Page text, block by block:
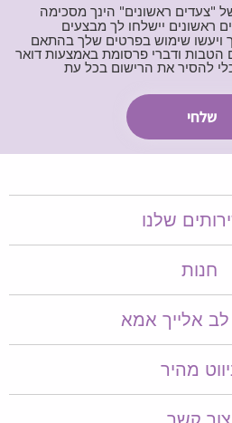
"צעדים ראשונים" הינך מסכימה
ראשונים יישלחו לך מבצעים
ויעשו שימוש בפרטים שלך בהתאם
הטבות ודברי פרסומת באמצעות דואר
שלנו
חנות
אלייך אמא​​
מהיר